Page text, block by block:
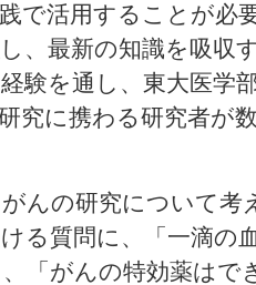
で活用することが必
、最新の知識を吸収
験を通し、東大医学
究に携わる研究者が
んの研究について
る質問に、「一滴の
「がんの特効薬は